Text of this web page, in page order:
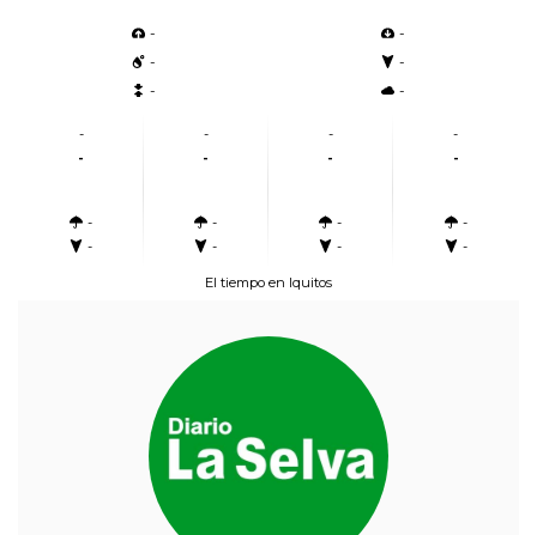
-
-
-
-
-
-
-
-
-
-
-
-
-
-
-
-
-
-
-
-
-
-
El tiempo en Iquitos